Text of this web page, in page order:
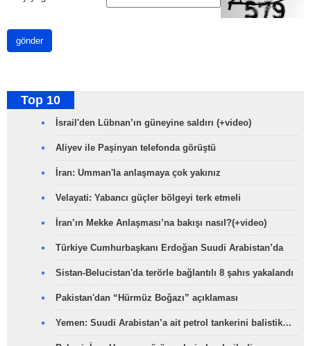
gönder
Top 10
İsrail'den Lübnan’ın güneyine saldırı (+video)
Aliyev ile Paşinyan telefonda görüştü
İran: Umman'la anlaşmaya çok yakınız
Velayati: Yabancı güçler bölgeyi terk etmeli
İran’ın Mekke Anlaşması’na bakışı nasıl?(+video)
Türkiye Cumhurbaşkanı Erdoğan Suudi Arabistan’da
Sistan-Belucistan'da terörle bağlantılı 8 şahıs yakalandı
Pakistan'dan “Hürmüz Boğazı” açıklaması
Yemen: Suudi Arabistan’a ait petrol tankerini balistik…